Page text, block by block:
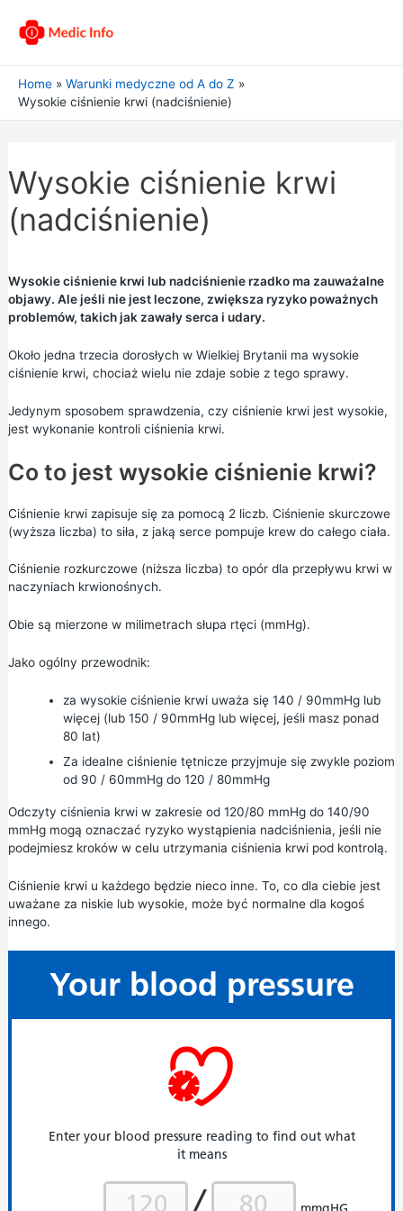
Home
Warunki medyczne od A do Z
Wysokie ciśnienie krwi (nadciśnienie)
Wysokie ciśnienie krwi
(nadciśnienie)
Wysokie ciśnienie krwi lub nadciśnienie rzadko ma zauważalne
objawy. Ale jeśli nie jest leczone, zwiększa ryzyko poważnych
problemów, takich jak zawały serca i udary.
Około jedna trzecia dorosłych w Wielkiej Brytanii ma wysokie
ciśnienie krwi, chociaż wielu nie zdaje sobie z tego sprawy.
Jedynym sposobem sprawdzenia, czy ciśnienie krwi jest wysokie,
jest wykonanie kontroli ciśnienia krwi.
Co to jest wysokie ciśnienie krwi?
Ciśnienie krwi zapisuje się za pomocą 2 liczb. Ciśnienie skurczowe
(wyższa liczba) to siła, z jaką serce pompuje krew do całego ciała.
Ciśnienie rozkurczowe (niższa liczba) to opór dla przepływu krwi w
naczyniach krwionośnych.
Obie są mierzone w milimetrach słupa rtęci (mmHg).
Jako ogólny przewodnik:
za wysokie ciśnienie krwi uważa się 140 / 90mmHg lub
więcej (lub 150 / 90mmHg lub więcej, jeśli masz ponad
80 lat)
Za idealne ciśnienie tętnicze przyjmuje się zwykle poziom
od 90 / 60mmHg do 120 / 80mmHg
Odczyty ciśnienia krwi w zakresie od 120/80 mmHg do 140/90
mmHg mogą oznaczać ryzyko wystąpienia nadciśnienia, jeśli nie
podejmiesz kroków w celu utrzymania ciśnienia krwi pod kontrolą.
Ciśnienie krwi u każdego będzie nieco inne. To, co dla ciebie jest
uważane za niskie lub wysokie, może być normalne dla kogoś
innego.
Your blood pressure
Enter your blood pressure reading to find out what
it means